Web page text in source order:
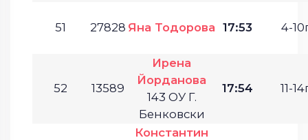
51 27828 Яна Тодорова 17:53 4-
52 13589
Ирена
Йорданова
143 ОУ Г.
Бенковски
17:54 11-
Константин